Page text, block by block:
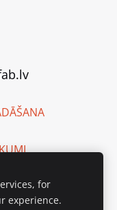
for
experience.